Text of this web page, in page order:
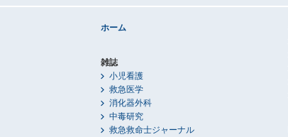
ホーム
雑誌
小児看護
救急医学
消化器外科
中毒研究
救急救命士ジャーナル